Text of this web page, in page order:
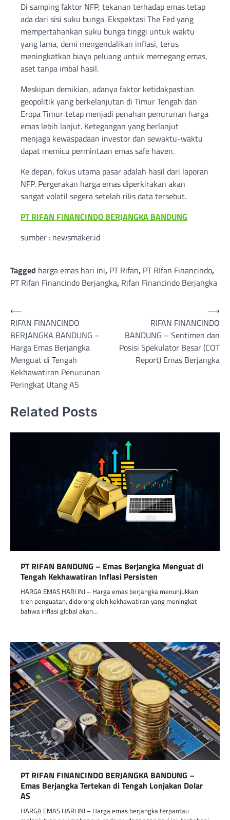
Di samping faktor NFP, tekanan terhadap emas tetap
ada dari sisi suku bunga. Ekspektasi The Fed yang
mempertahankan suku bunga tinggi untuk waktu
yang lama, demi mengendalikan inflasi, terus
meningkatkan biaya peluang untuk memegang emas,
aset tanpa imbal hasil.
Meskipun demikian, adanya faktor ketidakpastian
geopolitik yang berkelanjutan di Timur Tengah dan
Eropa Timur tetap menjadi penahan penurunan harga
emas lebih lanjut. Ketegangan yang berlanjut
menjaga kewaspadaan investor dan sewaktu-waktu
dapat memicu permintaan emas safe haven.
Ke depan, fokus utama pasar adalah hasil dari laporan
NFP. Pergerakan harga emas diperkirakan akan
sangat volatil segera setelah rilis data tersebut.
PT RIFAN FINANCINDO BERJANGKA BANDUNG
sumber : newsmaker.id
Tagged harga emas hari ini, PT Rifan, PT RIfan Financindo,
PT Rifan Financindo Berjangka, Rifan Financindo Berjangka
Post
navigation
⟵
RIFAN FINANCINDO
BERJANGKA BANDUNG –
Harga Emas Berjangka
Menguat di Tengah
Kekhawatiran Penurunan
Peringkat Utang AS
RIFAN FINANCINDO
BANDUNG – Sentimen dan
Posisi Spekulator Besar (COT
Report) Emas Berjangka
⟶
Related Posts
PT RIFAN BANDUNG – Emas Berjangka Menguat di
Tengah Kekhawatiran Inflasi Persisten
HARGA EMAS HARI INI – Harga emas berjangka menunjukkan
tren penguatan, didorong oleh kekhawatiran yang meningkat
bahwa inflasi global akan…
PT RIFAN FINANCINDO BERJANGKA BANDUNG –
Emas Berjangka Tertekan di Tengah Lonjakan Dolar
AS
HARGA EMAS HARI INI – Harga emas berjangka terpantau